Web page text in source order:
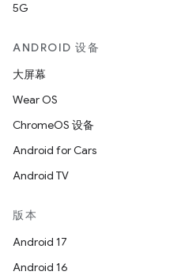
5G
ANDROID 设备
大屏幕
Wear OS
ChromeOS 设备
Android for Cars
Android TV
版本
Android 17
Android 16